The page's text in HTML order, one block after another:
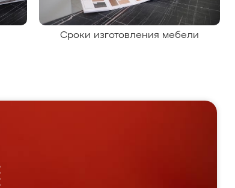
Сроки изготовления мебели